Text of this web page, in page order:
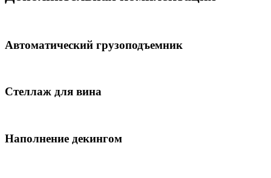
Автоматический грузоподъемник
Стеллаж для вина
Наполнение декингом